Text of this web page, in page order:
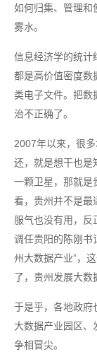
如何归集、管理和
雾水。
信息经济学的统计
都是高价值密度数
类电子文件。把数
治不正确了。
2007年以来，很
还，就是想干也是
一颗卫星，那就是
看，贵州并不是最
服气也没有用，反
调任贵阳的陈刚书
州大数据产业”，
了，贵州发展大数
于是乎，各地政府
大数据产业园区、
争相冒尖。